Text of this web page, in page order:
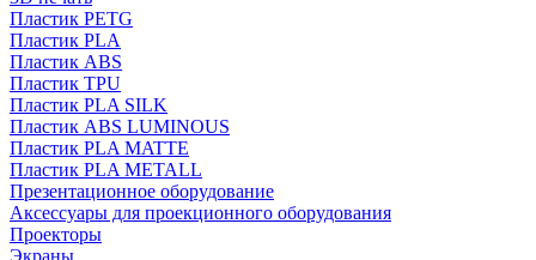
Пластик PETG
Пластик PLA
Пластик ABS
Пластик TPU
Пластик PLA SILK
Пластик ABS LUMINOUS
Пластик PLA MATTE
Пластик PLA METALL
Презентационное оборудование
Аксессуары для проекционного оборудования
Проекторы
Экраны